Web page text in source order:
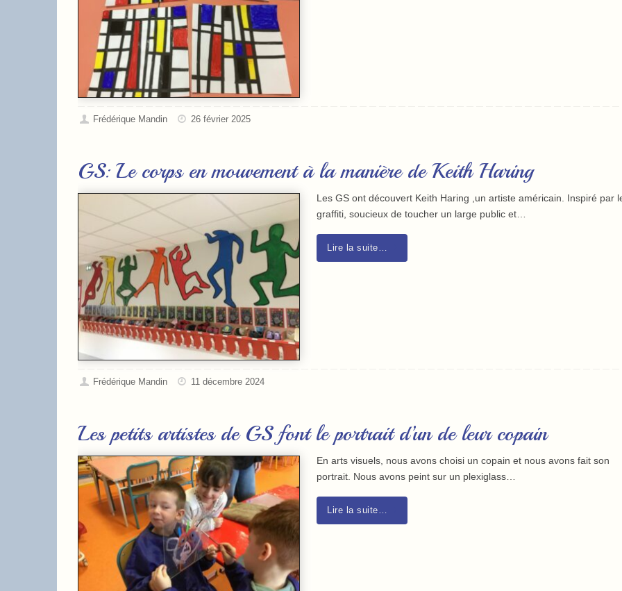
Frédérique Mandin 26 février 2025
GS: Le corps en mouvement à la manière de Keith Haring
Les GS ont découvert Keith Haring ,un artiste américain. Inspiré par
graffiti, soucieux de toucher un large public et…
Lire la suite…
Frédérique Mandin 11 décembre 2024
Les petits artistes de GS font le portrait d’un de leur copain
En arts visuels, nous avons choisi un copain et nous avons fait son
portrait. Nous avons peint sur un plexiglass…
Lire la suite…